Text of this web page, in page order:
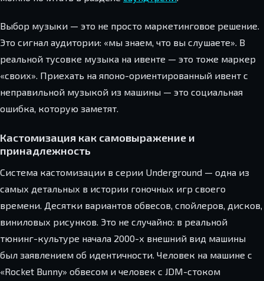
Выбор музыки — это не просто маркетинговое решение.
Это сигнал аудитории: «мы знаем, что вы слушаете». В
реальной тусовке музыка на ивенте — это тоже маркер
«своих». Приехать на японо-ориентированный ивент с
неправильной музыкой из машины — это социальная
ошибка, которую заметят.
Кастомизация как самовыражение и
принадлежность
Система кастомизации в серии Underground — одна из
самых детальных в истории гоночных игр своего
времени. Десятки вариантов обвесов, спойлеров, дисков,
виниловых рисунков. Это не случайно: в реальной
тюнинг-культуре начала 2000-х внешний вид машины
был заявлением об идентичности. Человек на машине с
«Rocket Bunny» обвесом и человек с JDM-стоком